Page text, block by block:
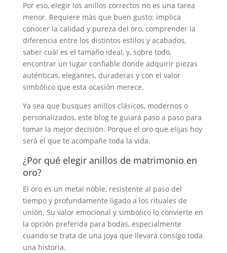
Por eso, elegir los anillos correctos no es una tarea
menor. Requiere más que buen gusto: implica
conocer la calidad y pureza del oro, comprender la
diferencia entre los distintos estilos y acabados,
saber cuál es el tamaño ideal, y, sobre todo,
encontrar un lugar confiable donde adquirir piezas
auténticas, elegantes, duraderas y con el valor
simbólico que esta ocasión merece.
Ya sea que busques anillos clásicos, modernos o
personalizados, este blog te guiará paso a paso para
tomar la mejor decisión. Porque el oro que elijas hoy
será el que te acompañe toda la vida.
¿Por qué elegir anillos de matrimonio en
oro?
El oro es un metal noble, resistente al paso del
tiempo y profundamente ligado a los rituales de
unión. Su valor emocional y simbólico lo convierte en
la opción preferida para bodas, especialmente
cuando se trata de una joya que llevará consigo toda
una historia.